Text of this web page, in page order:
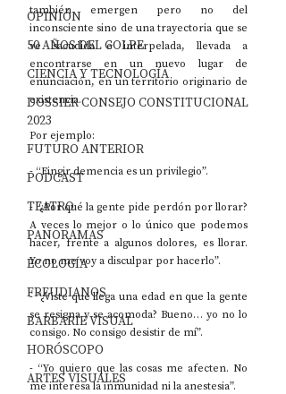
OPINIÓN
50 AÑOS DEL GOLPE
CIENCIA Y TECNOLOGÍA
DOSSIER CONSEJO CONSTITUCIONAL
2023
FUTURO ANTERIOR
PODCAST
TEATRO
PANORAMAS
ECOLOGÍA
FREUDIANOS
BARBARIE VISUAL
HORÓSCOPO
ARTES VISUALES
también emergen pero no del
inconsciente sino de una trayectoria que se
ve sacudida e interpelada, llevada a
encontrarse en un nuevo lugar de
enunciación, en un territorio originario de
existencia.
Por ejemplo:
- “Fingir demencia es un privilegio”.
- “¿Por qué la gente pide perdón por llorar?
A veces lo mejor o lo único que podemos
hacer, frente a algunos dolores, es llorar.
Yo no me voy a disculpar por hacerlo”.
- “¿Viste que llega una edad en que la gente
se resigna y se acomoda? Bueno… yo no lo
consigo. No consigo desistir de mí”.
- “Yo quiero que las cosas me afecten. No
me interesa la inmunidad ni la anestesia”.